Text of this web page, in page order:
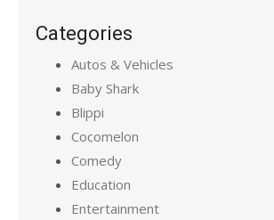
Categories
Autos & Vehicles
Baby Shark
Blippi
Cocomelon
Comedy
Education
Entertainment